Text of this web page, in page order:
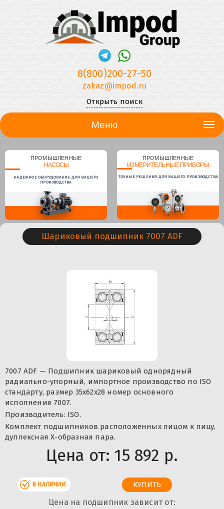
8(800)200-27-50
zakaz@impod.ru
Открыть поиск
Меню
ПРОМЫШЛЕННЫЕ
НАСОСЫ
НАДЕЖНОЕ ОБОРУДОВАНИЕ ДЛЯ ВАШЕГО
ПРОИЗВОДСТВА
ПРОМЫШЛЕННЫЕ
ИЗМЕРИТЕЛЬНЫЕ ПРИБОРЫ
ТОЧНЫЕ РЕШЕНИЯ ДЛЯ ВАШЕГО ПРОИЗВОДСТВА
Шариковый подшипник 7007 ADF
7007 ADF — Подшипник шариковый однорядный
радиально-упорный, импортное производство по ISO
стандарту, размер 35x62x28 номер основного
исполнения 7007.
Производитель: ISO.
Комплект подшипников расположенных лицом к лицу,
дуплексная Х-образная пара.
Цена от: 15 892 р.
В НАЛИЧИИ
Цена на подшипник зависит от: